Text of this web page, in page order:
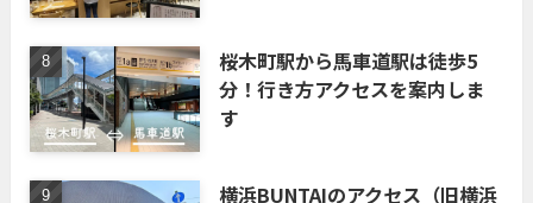
桜木町駅から馬車道駅は徒歩5
分！行き方アクセスを案内しま
す
横浜BUNTAIのアクセス（旧横浜